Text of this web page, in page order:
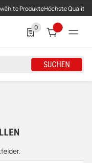
ProdukteHöchste Qualität
SUCHEN
0
0 Produkte in der